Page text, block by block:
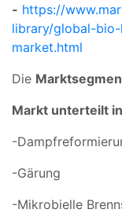
- https://
library/global-
market.html
Die
Markt unterteilt
-
-Gärung
-Mikrobielle